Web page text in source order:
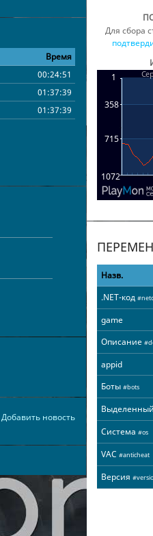
Время
00:24:51
01:37:39
01:37:39
Добавить новость
Для сбора
Назв.
.NET-код
game
Описание
appid
Боты #bots
Выделенный
Система #os
VAC #anticheat
Версия